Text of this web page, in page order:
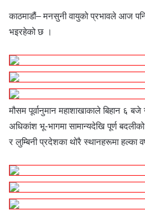
काठमाडौं– मनसुनी वायुको प्रभावले आज
भइरहेको छ ।
मौसम पूर्वानुमान महाशाखाकाले बिहान ६
अधिकांश भू-भागमा सामान्यदेखि पूर्ण
र लुम्बिनी प्रदेशका थोरै स्थानहरूमा हल्का